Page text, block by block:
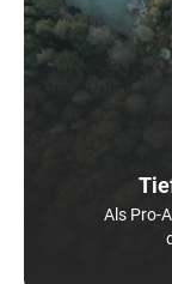
Als Pro-